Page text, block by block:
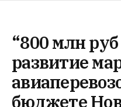
“800 млн
развитие
бюджете